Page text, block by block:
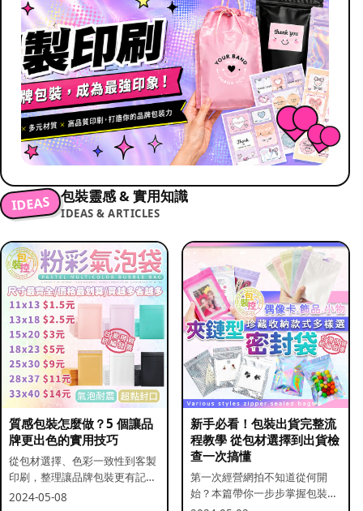
IDEAS 包裝靈感 & 實用知識
IDEAS & ARTICLES
質感包裝怎麼做？5 個讓品
牌更出色的實用技巧
從包材選擇、色彩一致性到客製
印刷，整理讓品牌包裝更有記憶
點的實用做法。
2024-05-08
新手必看！包裝出貨完整流
程教學 從包材選擇到出貨檢
查一次搞懂
第一次經營網拍不知道從何開
始？本篇帶你一步步掌握包裝流